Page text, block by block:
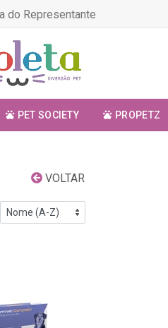
do Representante
PET SOCIETY PROPETZ
VOLTAR